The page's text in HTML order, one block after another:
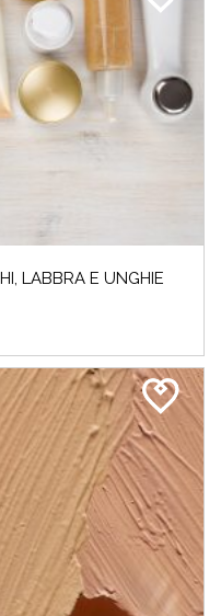
LABBRA E UNGHIE